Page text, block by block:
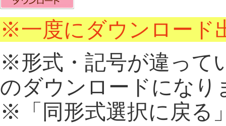
※一度にダウンロード
※形式・記号が違って
のダウンロードになり
※「同形式選択に戻る